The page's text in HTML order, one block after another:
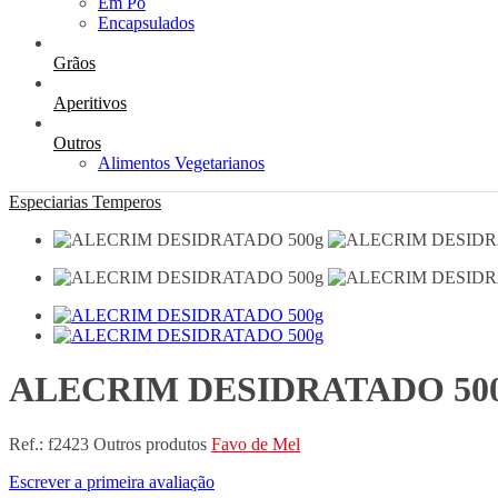
Encapsulados
Grãos
Aperitivos
Outros
Alimentos Vegetarianos
Especiarias Temperos
ALECRIM DESIDRATADO
Ref.: f2423 Outros produtos Favo de Mel
Escrever a primeira avaliação